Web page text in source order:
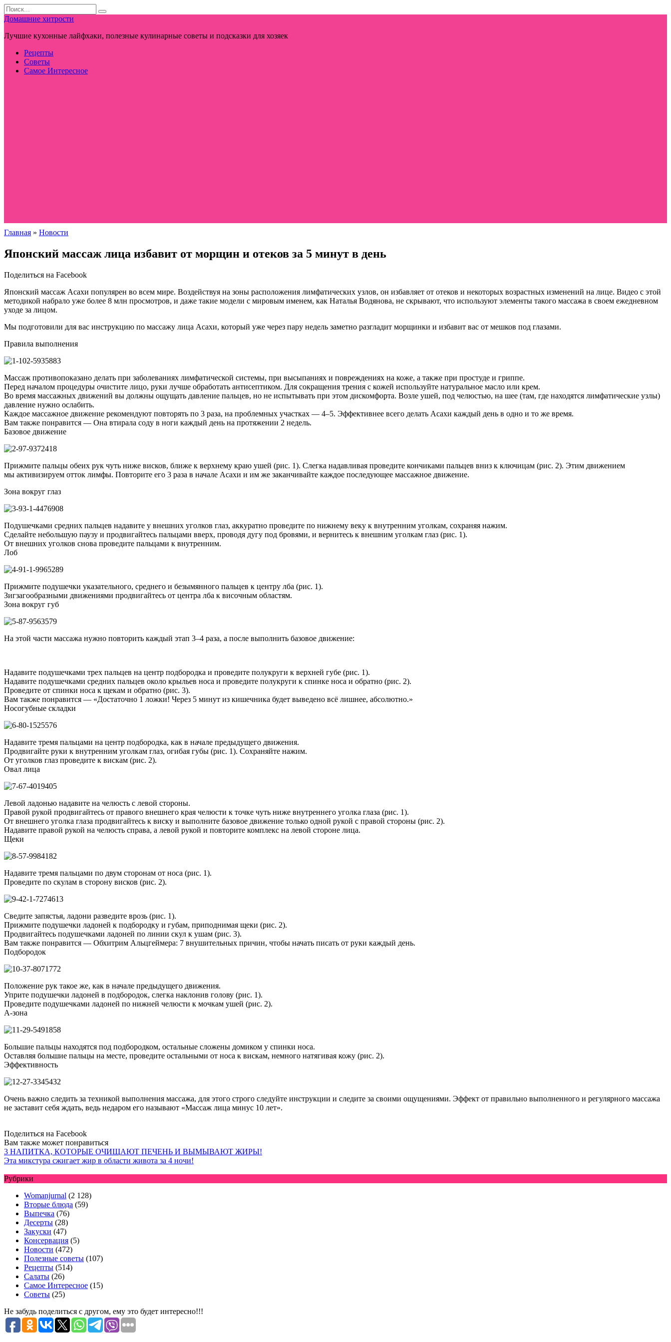
Перейти
к
контенту
Search
for:
Домашние хитрости
Лучшие кухонные лайфхаки, полезные кулинарные советы и подсказки для хозяек
Рецепты
Советы
Самое Интересное
Главная » Новости
Японский массаж лица избавит от морщин и отеков за 5 минут в день
Поделиться на Facebook
Японский массаж Асахи популярен во всем мире. Воздействуя на зоны расположения лимфатических узлов, он избавляет от отеков и некоторых возрастных изменений на лице. Видео с этой
методикой набрало уже более 8 млн просмотров, и даже такие модели с мировым именем, как Наталья Водянова, не скрывают, что используют элементы такого массажа в своем ежедневном
уходе за лицом.
Мы подготовили для вас инструкцию по массажу лица Асахи, который уже через пару недель заметно разгладит морщинки и избавит вас от мешков под глазами.
Правила выполнения
Массаж противопоказано делать при заболеваниях лимфатической системы, при высыпаниях и повреждениях на коже, а также при простуде и гриппе.
Перед началом процедуры очистите лицо, руки лучше обработать антисептиком. Для сокращения трения с кожей используйте натуральное масло или крем.
Во время массажных движений вы должны ощущать давление пальцев, но не испытывать при этом дискомфорта. Возле ушей, под челюстью, на шее (там, где находятся лимфатические узлы)
давление нужно ослабить.
Каждое массажное движение рекомендуют повторять по 3 раза, на проблемных участках — 4–5. Эффективнее всего делать Асахи каждый день в одно и то же время.
Вам также понравится — Она втирала соду в ноги каждый день на протяжении 2 недель.
Базовое движение
Прижмите пальцы обеих рук чуть ниже висков, ближе к верхнему краю ушей (рис. 1). Слегка надавливая проведите кончиками пальцев вниз к ключицам (рис. 2). Этим движением
мы активизируем отток лимфы. Повторите его 3 раза в начале Асахи и им же заканчивайте каждое последующее массажное движение.
Зона вокруг глаз
Подушечками средних пальцев надавите у внешних уголков глаз, аккуратно проведите по нижнему веку к внутренним уголкам, сохраняя нажим.
Сделайте небольшую паузу и продвигайтесь пальцами вверх, проводя дугу под бровями, и вернитесь к внешним уголкам глаз (рис. 1).
От внешних уголков снова проведите пальцами к внутренним.
Лоб
Прижмите подушечки указательного, среднего и безымянного пальцев к центру лба (рис. 1).
Зигзагообразными движениями продвигайтесь от центра лба к височным областям.
Зона вокруг губ
На этой части массажа нужно повторить каждый этап 3–4 раза, а после выполнить базовое движение:
Надавите подушечками трех пальцев на центр подбородка и проведите полукруги к верхней губе (рис. 1).
Надавите подушечками средних пальцев около крыльев носа и проведите полукруги к спинке носа и обратно (рис. 2).
Проведите от спинки носа к щекам и обратно (рис. 3).
Вам также понравится — «Достаточно 1 ложки! Через 5 минут из кишечника будет выведено всё лишнее, абсолютно.»
Носогубные складки
Надавите тремя пальцами на центр подбородка, как в начале предыдущего движения.
Продвигайте руки к внутренним уголкам глаз, огибая губы (рис. 1). Сохраняйте нажим.
От уголков глаз проведите к вискам (рис. 2).
Овал лица
Левой ладонью надавите на челюсть с левой стороны.
Правой рукой продвигайтесь от правого внешнего края челюсти к точке чуть ниже внутреннего уголка глаза (рис. 1).
От внешнего уголка глаза продвигайтесь к виску и выполните базовое движение только одной рукой с правой стороны (рис. 2).
Надавите правой рукой на челюсть справа, а левой рукой и повторите комплекс на левой стороне лица.
Щеки
Надавите тремя пальцами по двум сторонам от носа (рис. 1).
Проведите по скулам в сторону висков (рис. 2).
Сведите запястья, ладони разведите врозь (рис. 1).
Прижмите подушечки ладоней к подбородку и губам, приподнимая щеки (рис. 2).
Продвигайтесь подушечками ладоней по линии скул к ушам (рис. 3).
Вам также понравится — Обхитрим Альцгеймера: 7 внушительных причин, чтобы начать писать от руки каждый день.
Подбородок
Положение рук такое же, как в начале предыдущего движения.
Уприте подушечки ладоней в подбородок, слегка наклонив голову (рис. 1).
Проведите подушечками ладоней по нижней челюсти к мочкам ушей (рис. 2).
А-зона
Большие пальцы находятся под подбородком, остальные сложены домиком у спинки носа.
Оставляя большие пальцы на месте, проведите остальными от носа к вискам, немного натягивая кожу (рис. 2).
Эффективность
Очень важно следить за техникой выполнения массажа, для этого строго следуйте инструкции и следите за своими ощущениями. Эффект от правильно выполненного и регулярного массажа
не заставит себя ждать, ведь недаром его называют «Массаж лица минус 10 лет».
Поделиться на Facebook
Вам также может понравиться
3 НАПИТКА, КОТОРЫЕ ОЧИЩАЮТ ПЕЧЕНЬ И ВЫМЫВАЮТ ЖИРЫ!
Эта микстура сжигает жир в области живота за 4 ночи!
Рубрики
Womanjurnal (2 128)
Вторые блюда (59)
Выпечка (76)
Десерты (28)
Закуски (47)
Консервация (5)
Новости (472)
Полезные советы (107)
Рецепты (514)
Салаты (26)
Самое Интересное (15)
Советы (25)
Не забудь поделиться с другом, ему это будет интересно!!!